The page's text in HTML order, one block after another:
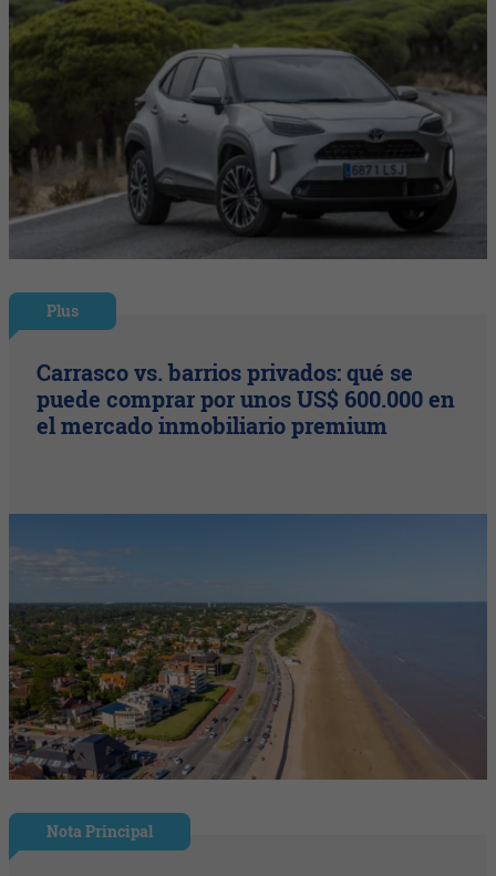
Plus
Carrasco vs. barrios privados: qué se
puede comprar por unos US$ 600.000 en
el mercado inmobiliario premium
Nota Principal